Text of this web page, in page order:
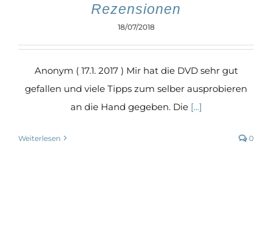
Rezensionen
18/07/2018
Anonym ( 17.1. 2017 ) Mir hat die DVD sehr gut
gefallen und viele Tipps zum selber ausprobieren
an die Hand gegeben. Die [...]
Weiterlesen 0